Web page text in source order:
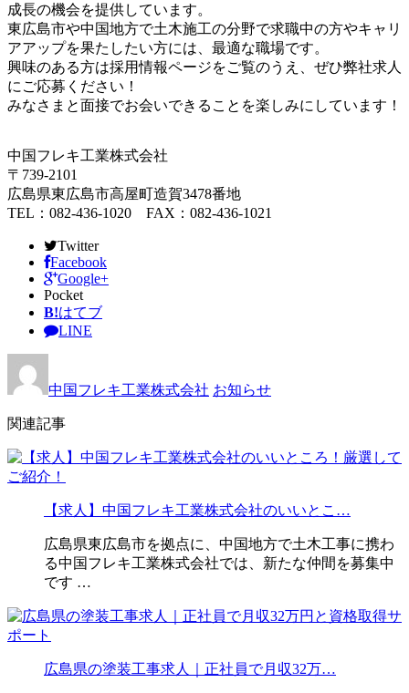
成長の機会を提供しています。
東広島市や中国地方で土木施工の分野で求職中の方やキャリ
アアップを果たしたい方には、最適な職場です。
興味のある方は採用情報ページをご覧のうえ、ぜひ弊社求人
にご応募ください！
みなさまと面接でお会いできることを楽しみにしています！
中国フレキ工業株式会社
〒739-2101
広島県東広島市高屋町造賀3478番地
TEL：082-436-1020 FAX：082-436-1021
Twitter
Facebook
Google+
Pocket
B!はてブ
LINE
中国フレキ工業株式会社 お知らせ
関連記事
【求人】中国フレキ工業株式会社のいいとこ…
広島県東広島市を拠点に、中国地方で土木工事に携わ
る中国フレキ工業株式会社では、新たな仲間を募集中
です …
広島県の塗装工事求人｜正社員で月収32万…